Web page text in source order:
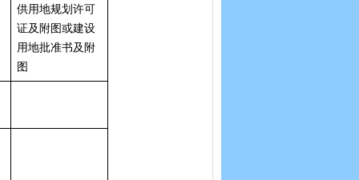
供用地规划许可
证及附图或建设
用地批准书及附
图